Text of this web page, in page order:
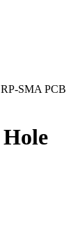
RP-SMA PCB